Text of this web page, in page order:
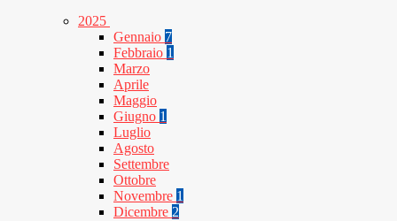
2025
Gennaio 7
Febbraio 1
Marzo
Aprile
Maggio
Giugno 1
Luglio
Agosto
Settembre
Ottobre
Novembre 1
Dicembre 2